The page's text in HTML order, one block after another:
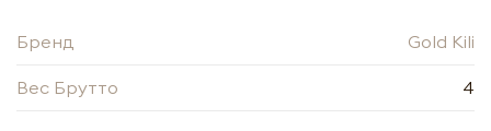
Бренд Gold Kili
Вес Брутто 4